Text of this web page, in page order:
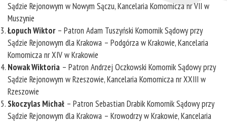
Sądzie Rejonowym w Nowym Sączu, Kancelaria Komornicza nr VII w
Muszynie
Łopuch Wiktor– Patron Adam Tuszyński Komornik Sądowy przy
Sądzie Rejonowym dla Krakowa – Podgórza w Krakowie, Kancelaria
Komornicza nr XIV w Krakowie
Nowak Wiktoria – Patron Andrzej Oczkowski Komornik Sądowy przy
Sądzie Rejonowym w Rzeszowie, Kancelaria Komornicza nr XXIII w
Rzeszowie
Skoczylas Michał – Patron Sebastian Drabik Komornik Sądowy przy
Sądzie Rejonowym dla Krakowa – Krowodrzy w Krakowie, Kancelaria